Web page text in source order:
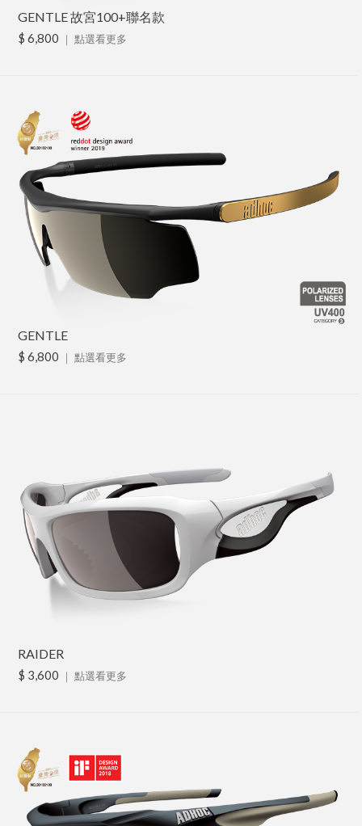
GENTLE 故宮100+聯名款
$ 6,800 ｜ 點選看更多
GENTLE
$ 6,800 ｜ 點選看更多
RAIDER
$ 3,600 ｜ 點選看更多